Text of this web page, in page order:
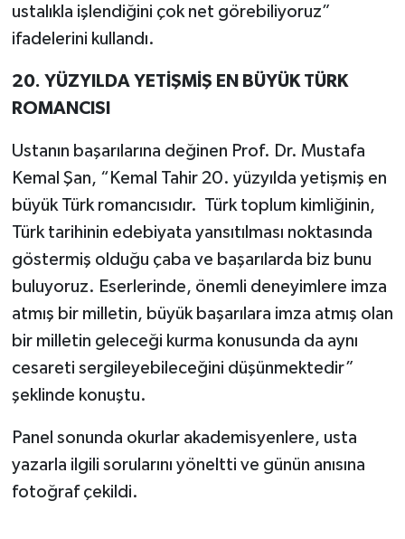
ustalıkla işlendiğini çok net görebiliyoruz”
ifadelerini kullandı.
20. YÜZYILDA YETİŞMİŞ EN BÜYÜK TÜRK
ROMANCISI
Ustanın başarılarına değinen Prof. Dr. Mustafa
Kemal Şan, “Kemal Tahir 20. yüzyılda yetişmiş en
büyük Türk romancısıdır. Türk toplum kimliğinin,
Türk tarihinin edebiyata yansıtılması noktasında
göstermiş olduğu çaba ve başarılarda biz bunu
buluyoruz. Eserlerinde, önemli deneyimlere imza
atmış bir milletin, büyük başarılara imza atmış olan
bir milletin geleceği kurma konusunda da aynı
cesareti sergileyebileceğini düşünmektedir”
şeklinde konuştu.
Panel sonunda okurlar akademisyenlere, usta
yazarla ilgili sorularını yöneltti ve günün anısına
fotoğraf çekildi.